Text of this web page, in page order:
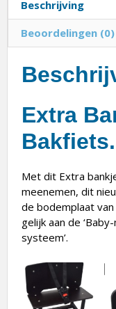
Beschrijving
Beoordelingen (0)
Extra
Met dit Extra
meenemen, dit
de bodemplaat
gelijk aan de
systeem’.